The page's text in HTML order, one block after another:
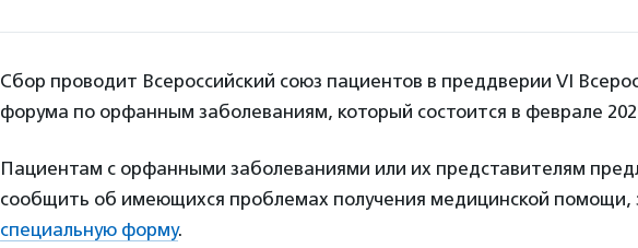
Сбор проводит Всероссийский союз пациентов в преддверии VI
форума по орфанным заболеваниям, который состоится в феврале
Пациентам с орфанными заболеваниями или их представителям
сообщить об имеющихся проблемах получения медицинской помощи,
специальную форму.